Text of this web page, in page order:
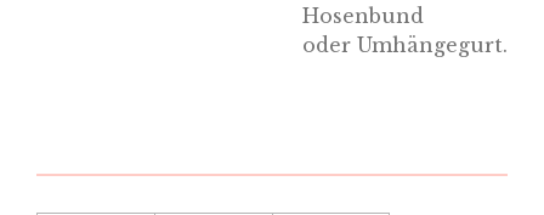
Hosenbund
oder Umhängegurt.